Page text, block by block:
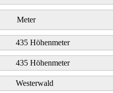
Meter
435 Höhenmeter
435 Höhenmeter
Westerwald